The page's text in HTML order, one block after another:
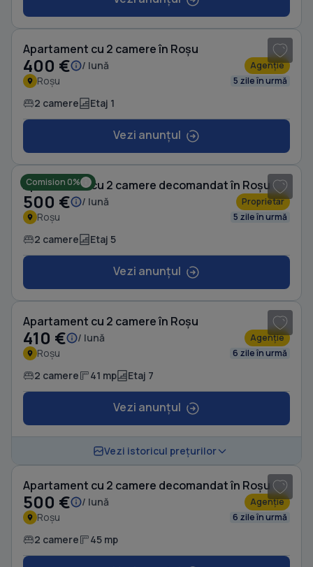
Apartament cu 2 camere în Roșu
400 € / lună Agenție
Roșu 5 zile în urmă
2 camere Etaj 1
Vezi anunțul
Comision 0%
Apartament cu 2 camere decomandat în Roșu
500 € / lună Proprietar
Roșu 5 zile în urmă
2 camere Etaj 5
Vezi anunțul
Apartament cu 2 camere în Roșu
410 € / lună Agenție
Roșu 6 zile în urmă
2 camere 41 mp Etaj 7
Vezi anunțul
Vezi istoricul prețurilor
Apartament cu 2 camere decomandat în Roșu
500 € / lună Agenție
Roșu 6 zile în urmă
2 camere 45 mp